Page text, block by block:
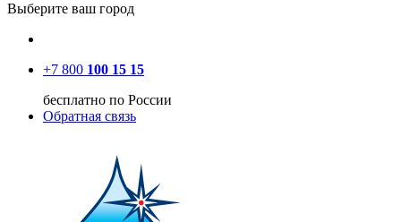
Выберите ваш город
+7 800 100 15 15
бесплатно по России
Обратная связь